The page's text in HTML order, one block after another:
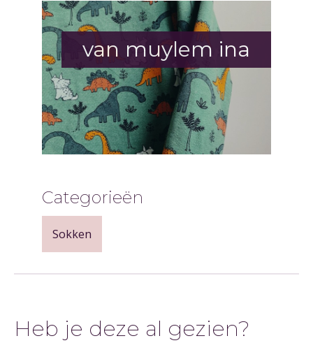
van muylem ina
Categorieën
Sokken
Heb je deze al gezien?